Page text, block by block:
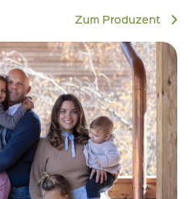
Zum Produzent